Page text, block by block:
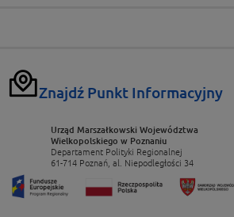
Znajdź Punkt Informacyjny
Urząd Marszałkowski Województwa
Wielkopolskiego w Poznaniu
Departament Polityki Regionalnej
61-714 Poznań, al. Niepodległości 34